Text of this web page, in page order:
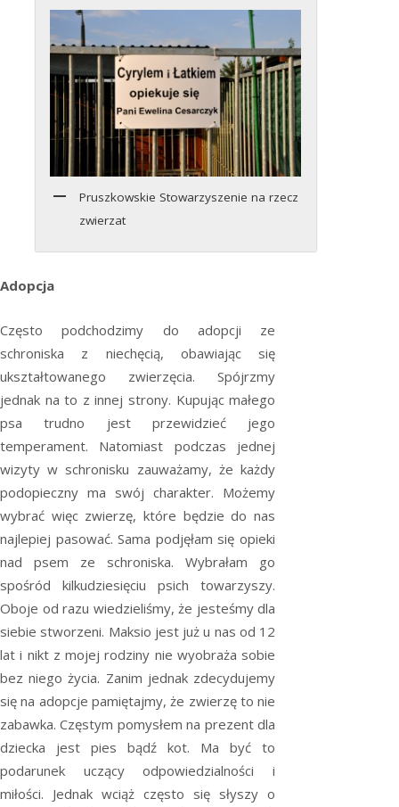
Pruszkowskie Stowarzyszenie na rzecz
zwierzat
Adopcja
Często podchodzimy do adopcji ze
schroniska z niechęcią, obawiając się
ukształtowanego zwierzęcia. Spójrzmy
jednak na to z innej strony. Kupując małego
psa trudno jest przewidzieć jego
temperament. Natomiast podczas jednej
wizyty w schronisku zauważamy, że każdy
podopieczny ma swój charakter. Możemy
wybrać więc zwierzę, które będzie do nas
najlepiej pasować. Sama podjęłam się opieki
nad psem ze schroniska. Wybrałam go
spośród kilkudziesięciu psich towarzyszy.
Oboje od razu wiedzieliśmy, że jesteśmy dla
siebie stworzeni. Maksio jest już u nas od 12
lat i nikt z mojej rodziny nie wyobraża sobie
bez niego życia. Zanim jednak zdecydujemy
się na adopcje pamiętajmy, że zwierzę to nie
zabawka. Częstym pomysłem na prezent dla
dziecka jest pies bądź kot. Ma być to
podarunek uczący odpowiedzialności i
miłości. Jednak wciąż często się słyszy o